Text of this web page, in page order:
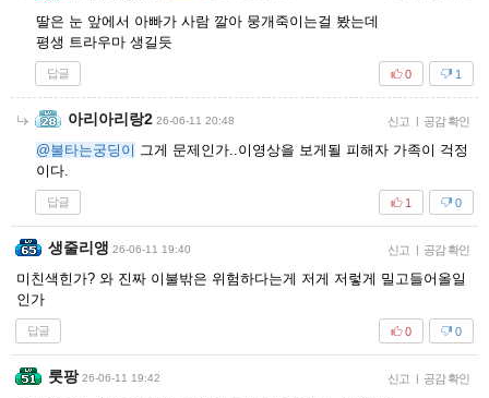
딸은 눈 앞에서 아빠가 사람 깔아 뭉개죽이는걸 봤는데
평생 트라우마 생길듯
답글 1
0
아리아리랑2 26-06-11 20:48 신고 | 공감 확인
@불타는궁딩이 그게 문제인가..이영상을 보게될 피해자 가족이 걱정
이다.
답글 0
1
생줄리앵 26-06-11 19:40 신고 | 공감 확인
미친색힌가? 와 진짜 이불밖은 위험하다는게 저게 저렇게 밀고들어올일
인가
답글 0
0
룻팡 26-06-11 19:42 신고 | 공감 확인